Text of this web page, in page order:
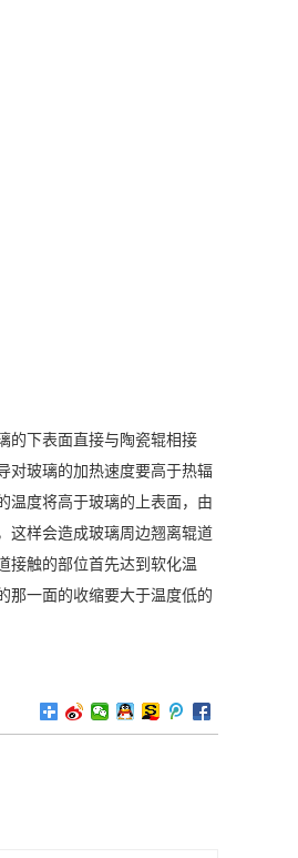
下表面直接与陶瓷辊相接
对玻璃的加热速度要高于热辐
温度将高于玻璃的上表面，由
这样会造成玻璃周边翘离辊道
接触的部位首先达到软化温
那一面的收缩要大于温度低的